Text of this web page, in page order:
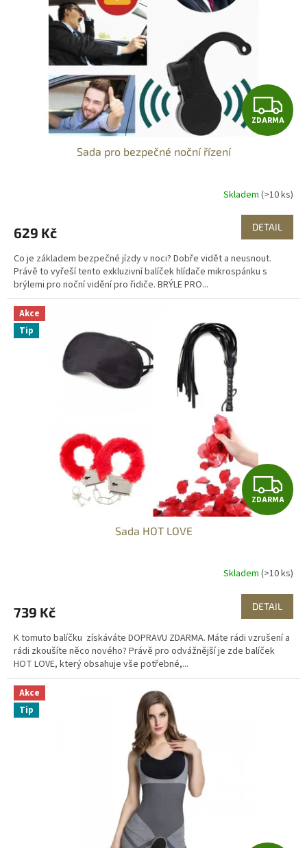
Z
D
R
M
A
ZDARMA
Sada pro bezpečné noční řízení
Skladem (>10 ks)
629 Kč DETAIL
Co je základem bezpečné jízdy v noci? Dobře vidět a neusnout.
Právě to vyřeší tento exkluzivní balíček hlídače mikrospánku s
brýlemi pro noční vidění pro řidiče. BRÝLE PRO...
Akce
Tip
Z
D
R
M
A
ZDARMA
Sada HOT LOVE
Skladem (>10 ks)
739 Kč DETAIL
K tomuto balíčku získáváte DOPRAVU ZDARMA. Máte rádi vzrušení a
rádi zkoušíte něco nového? Právě pro odvážnější je zde balíček
HOT LOVE, který obsahuje vše potřebné,...
Akce
Tip